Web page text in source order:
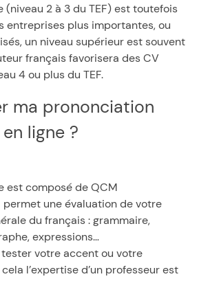
(niveau 2 à 3 du TEF) est toutefois
entreprises plus importantes, ou
un niveau supérieur est souvent
français favorisera des CV
4 ou plus du TEF.
ligne ?
est composé de QCM
une évaluation de votre
du français : grammaire,
expressions…
votre accent ou votre
l’expertise d’un professeur est